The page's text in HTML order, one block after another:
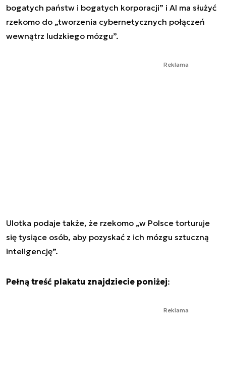
bogatych państw i bogatych korporacji” i AI ma służyć
rzekomo do „tworzenia cybernetycznych połączeń
wewnątrz ludzkiego mózgu”.
Reklama
Ulotka podaje także, że rzekomo „w Polsce torturuje
się tysiące osób, aby pozyskać z ich mózgu sztuczną
inteligencję”.
Pełną treść plakatu znajdziecie poniżej:
Reklama